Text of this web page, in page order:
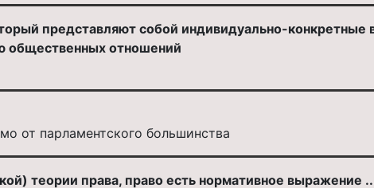
представляют собой индивидуально-конкретные
общественных отношений
от парламентского большинства
теории права, право есть нормативное выражение